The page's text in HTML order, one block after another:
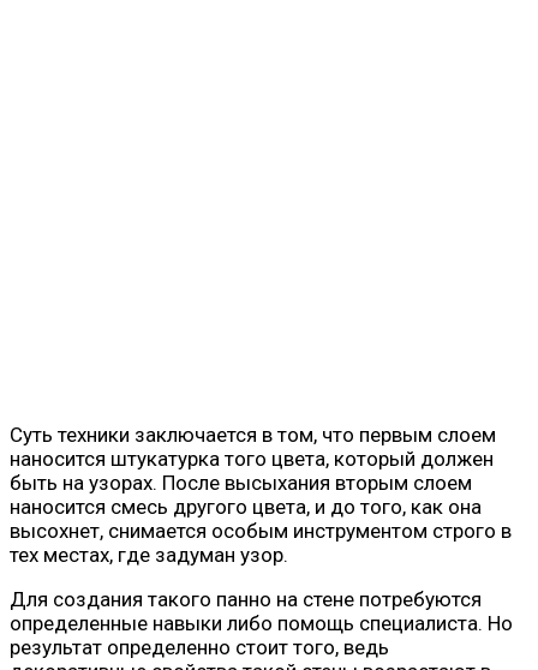
Суть техники заключается в том, что первым слоем
наносится штукатурка того цвета, который должен
быть на узорах. После высыхания вторым слоем
наносится смесь другого цвета, и до того, как она
высохнет, снимается особым инструментом строго в
тех местах, где задуман узор.
Для создания такого панно на стене потребуются
определенные навыки либо помощь специалиста. Но
результат определенно стоит того, ведь